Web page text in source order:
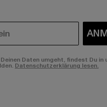
Daten umgeht, findest Du
Datenschutzerklärung lesen.